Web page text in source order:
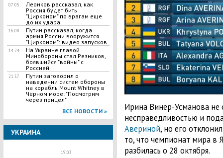
07:05
Леонков рассказал, как
Россия будет бить
"Цирконом" по врагам еще
до их удара
16:08
Путин рассказал, когда
армия России вооружится
"Цирконом": видео запусков
14:24
На Украине главой
Минобороны стал Резников,
боявшийся "войны" с
Россией
21:57
Путин заговорил о
наведении систем обороны
на корабль Mount Whitney в
Черном море: "Посмотрим
через прицел"
ВСЕ НОВОСТИ »
УКРАИНА
19:03
Ирина Винер-Усманова не
несправедливостью и
Авериной, но его
то, что чемпионат мира в
разбилась о 28 октября.